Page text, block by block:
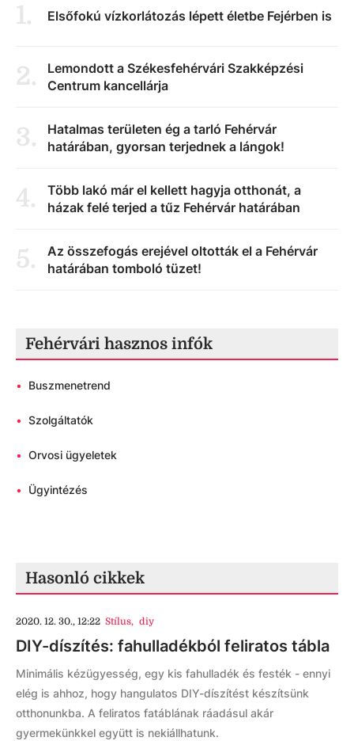
1. Elsőfokú vízkorlátozás lépett életbe Fejérben is
2.
Lemondott a Székesfehérvári Szakképzési
Centrum kancellárja
3.
Hatalmas területen ég a tarló Fehérvár
határában, gyorsan terjednek a lángok!
4.
Több lakó már el kellett hagyja otthonát, a
házak felé terjed a tűz Fehérvár határában
5.
Az összefogás erejével oltották el a Fehérvár
határában tomboló tüzet!
Fehérvári hasznos infók
• Buszmenetrend
• Szolgáltatók
• Orvosi ügyeletek
• Ügyintézés
Hasonló cikkek
2020. 12. 30., 12:22 Stílus, diy
DIY-díszítés: fahulladékból feliratos tábla
Minimális kézügyesség, egy kis fahulladék és festék - ennyi
elég is ahhoz, hogy hangulatos DIY-díszítést készítsünk
otthonunkba. A feliratos fatáblának ráadásul akár
gyermekünkkel együtt is nekiállhatunk.